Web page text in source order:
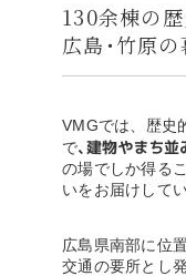
130余棟の
広島･竹原
VMGでは、歴史
で、建物やまち
の場でしか得る
いをお届けしてい
広島県南部に位
交通の要所とし